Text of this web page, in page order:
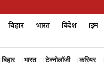
बिहार भारत विदेश क्राइम
बिहार भारत टेक्नोलॉजी करियर